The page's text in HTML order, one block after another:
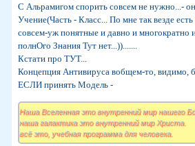
С Альрамигом спорить совсем не нужно...-
Учение(Часть - Класс... По мне так везде
совсем-уж понятные и давно и
полнОго Знания Тут нет...)).......
Кстати про ТУТ...
Концепция Антивируса вобщем-то, видимо,
ЕСЛИ принять Модель -
Наша Вселенная это внутренний мир нашего
наша галактика это внутренний мир Христа.
всё это, учебная программа для человека.